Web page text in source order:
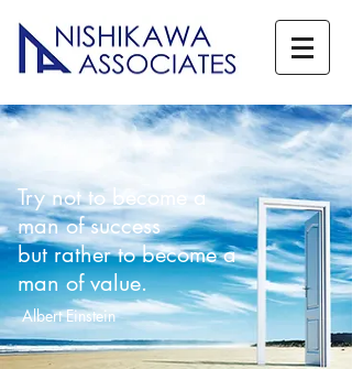
Try not to become a
man of success
but rather to become a
man of value.
Albert Einstein